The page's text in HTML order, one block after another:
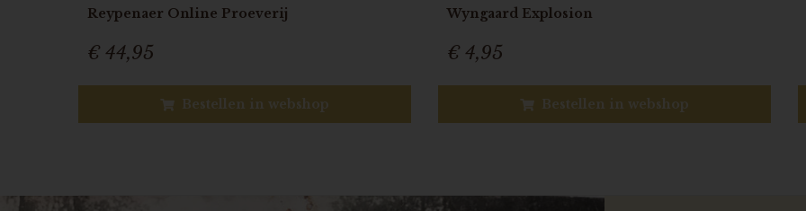
Reypenaer Online Proeverij
€ 44,95
Bestellen in webshop
Wyngaard Explosion
€ 4,95
Bestellen in webshop